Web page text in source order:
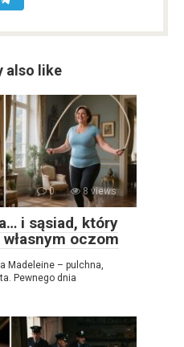
also like
0 8 views
i sąsiad, który
oczom
Madeleine – pulchna,
Pewnego dnia